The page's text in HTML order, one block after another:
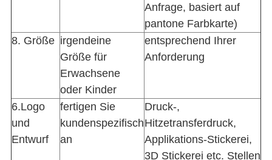
Anfrage, basiert auf
pantone Farbkarte)
8. Größe irgendeine
Größe für
Erwachsene
oder Kinder
entsprechend Ihrer
Anforderung
6.Logo
und
Entwurf
fertigen Sie
kundenspezifisch
an
Druck-,
Hitzetransferdruck,
Applikations-Stickerei,
3D Stickerei etc. Stellen